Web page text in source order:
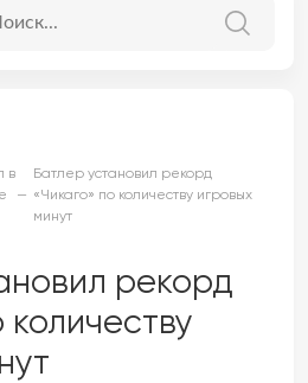
в
Батлер установил рекорд
«Чикаго» по количеству игровых
минут
рекорд
количеству